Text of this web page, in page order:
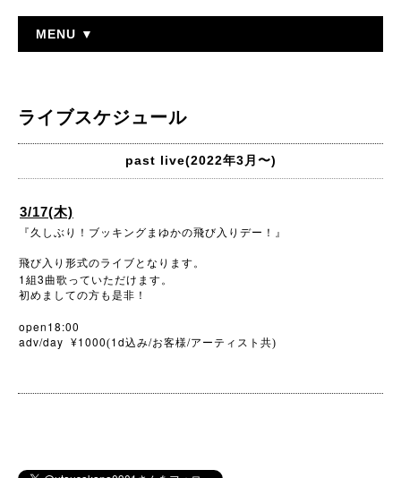
MENU ▼
ライブスケジュール
past live(2022年3月〜)
3/17(木)
『久しぶり！ブッキングまゆかの飛び入りデー！』
飛び入り形式のライブとなります。
1 組 3曲歌っていただけます。
初めましての方も是非！
open18:00
adv/day ¥1000(1d込み/お客様/アーティスト共)